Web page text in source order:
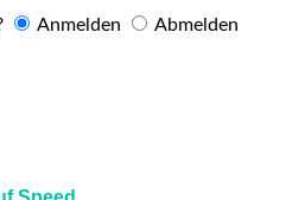
Anmelden Abmelden